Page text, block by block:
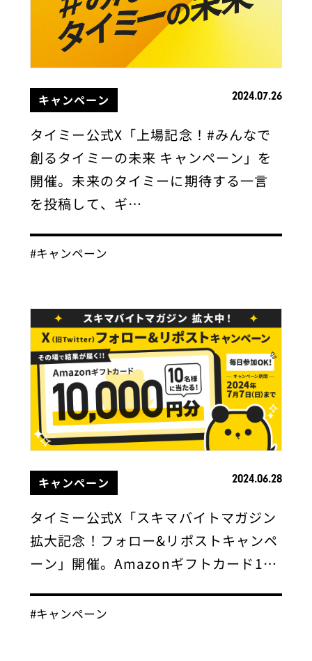
キャンペーン 2024.07.26
タイミー公式X「上場記念！#みんなで
創るタイミーの未来 キャンペーン」を
開催。未来のタイミーに期待する一言
を投稿して、ギ…
#キャンペーン
キャンペーン 2024.06.28
タイミー公式X「スキマバイトマガジン
拡大記念！フォロー&リポストキャンペ
ーン」開催。Amazonギフトカード1…
#キャンペーン